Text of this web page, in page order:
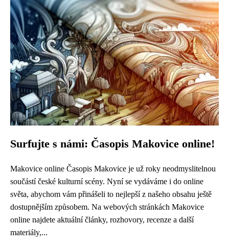
Surfujte s námi: Časopis Makovice online!
Makovice online Časopis Makovice je už roky neodmyslitelnou
součástí české kulturní scény. Nyní se vydáváme i do online
světa, abychom vám přinášeli to nejlepší z našeho obsahu ještě
dostupnějším způsobem. Na webových stránkách Makovice
online najdete aktuální články, rozhovory, recenze a další
materiály,...